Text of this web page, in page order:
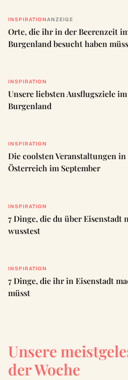
INSPIRATION ANZEIGE
Orte, die ihr in der Beerenzeit
Burgenland besucht haben
INSPIRATION
Unsere liebsten Ausflugsziele im
Burgenland
INSPIRATION
Die coolsten Veranstaltungen in
Österreich im September
INSPIRATION
7 Dinge, die du über Eisenstadt
wusstest
INSPIRATION
7 Dinge, die ihr in Eisenstadt
müsst
Unsere
der Woche